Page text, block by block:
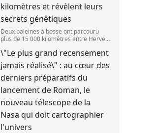
kilomètres et révèlent leurs
secrets génétiques
Deux baleines à bosse ont parcouru
plus de 15 000 kilomètres entre Hervey
(Vincent Pommeyrol)
\"Le plus grand recensement
jamais réalisé\" : au cœur des
derniers préparatifs du
lancement de Roman, le
nouveau télescope de la
Nasa qui doit cartographier
l'univers